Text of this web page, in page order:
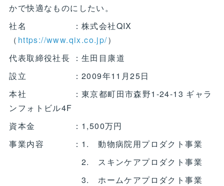
かで快適なものにしたい。
社名 ：株式会社QIX
（ https://www.qix.co.jp/）
代表取締役社長 ：生田目康道
設立 ：2009年11月25日
本社 ：東京都町田市森野1-24-13 ギャラ
ンフォトビル4F
資本金 ：1,500万円
事業内容 ：1. 動物病院用プロダクト事業
2. スキンケアプロダクト事業
3. ホームケアプロダクト事業